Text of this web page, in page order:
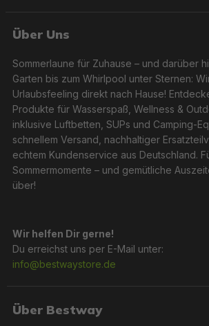
Über Uns
Sommerlaune für Zuhause – und darüber
Garten bis zum Whirlpool unter Sternen:
Urlaubsfeeling direkt nach Hause!
Produkte für Wasserspaß, Wellness &
inklusive Luftbetten, SUPs und Camping-
schnellem Versand, nachhaltiger
echtem Kundenservice aus Deutschland.
Sommermomente – und gemütliche
über!
Wir helfen Dir gerne!
Du erreichst uns per E-Mail unter:
info@bestwaystore.de
Über Bestway